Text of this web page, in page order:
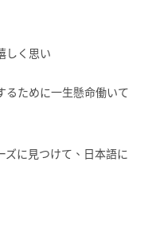
しく思い
るために一生懸命働いて
ズに見つけて、日本語に